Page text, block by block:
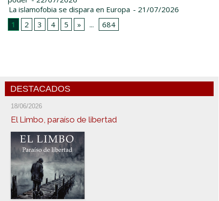
La islamofobia se dispara en Europa - 21/07/2026
1
2 3 4 5 » ... 684
DESTACADOS
18/06/2026
El Limbo, paraíso de libertad